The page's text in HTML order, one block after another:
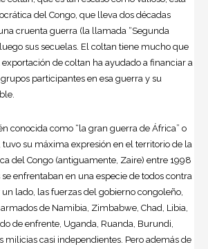
del Congo, que lleva dos décadas
cruenta guerra (la llamada “Segunda
sus secuelas. El coltan tiene mucho que
exportación de coltan ha ayudado a financiar a
participantes en esa guerra y su
conocida como “la gran guerra de África” o
tuvo su máxima expresión en el territorio de la
del Congo (antiguamente, Zaire) entre 1998
enfrentaban en una especie de todos contra
lado, las fuerzas del gobierno congoleño,
de Namibia, Zimbabwe, Chad, Libia,
de enfrente, Uganda, Ruanda, Burundi,
milicias casi independientes. Pero además de